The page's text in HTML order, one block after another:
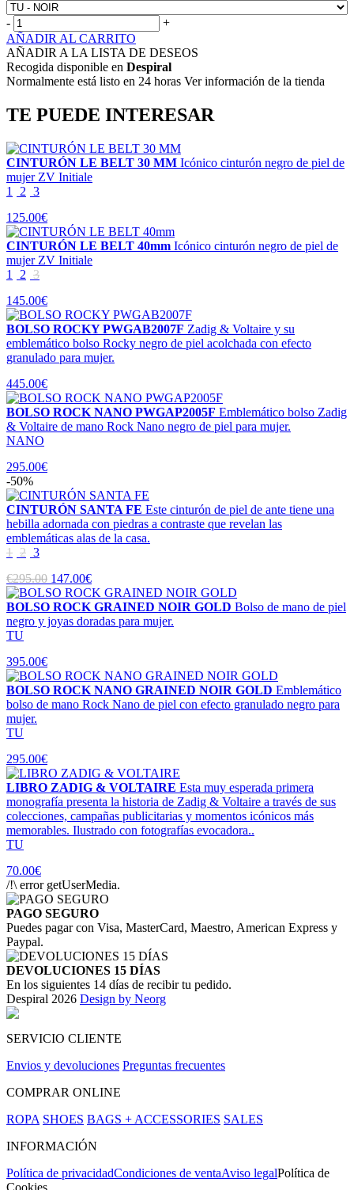
-
+
AÑADIR AL CARRITO
AÑADIR A LA LISTA DE DESEOS
Recogida disponible en Despiral
Normalmente está listo en 24 horas Ver información de la tienda
TE PUEDE INTERESAR
CINTURÓN LE BELT 30 MM Icónico cinturón negro de piel de
mujer ZV Initiale
1
2 3
125.00€
CINTURÓN LE BELT 40mm Icónico cinturón negro de piel de
mujer ZV Initiale
1
2 3
145.00€
BOLSO ROCKY PWGAB2007F Zadig & Voltaire y su
emblemático bolso Rocky negro de piel acolchada con efecto
granulado para mujer.
445.00€
BOLSO ROCK NANO PWGAP2005F Emblemático bolso Zadig
& Voltaire de mano Rock Nano negro de piel para mujer.
NANO
295.00€
-50%
CINTURÓN SANTA FE Este cinturón de piel de ante tiene una
hebilla adornada con piedras a contraste que revelan las
emblemáticas alas de la casa.
1 2 3
€295.00 147.00€
BOLSO ROCK GRAINED NOIR GOLD Bolso de mano de piel
negro y joyas doradas para mujer.
TU
395.00€
BOLSO ROCK NANO GRAINED NOIR GOLD Emblemático
bolso de mano Rock Nano de piel con efecto granulado negro para
mujer.
TU
295.00€
LIBRO ZADIG & VOLTAIRE Esta muy esperada primera
monografía presenta la historia de Zadig & Voltaire a través de sus
colecciones, campañas publicitarias y momentos icónicos más
memorables. Ilustrado con fotografías evocadora..
TU
70.00€
/!\ error getUserMedia.
PAGO SEGURO
Puedes pagar con Visa, MasterCard, Maestro, American Express y
Paypal.
DEVOLUCIONES 15 DÍAS
En los siguientes 14 días de recibir tu pedido.
Despiral 2026 Design by Neorg
SERVICIO CLIENTE
Envios y devoluciones Preguntas frecuentes
COMPRAR ONLINE
ROPA SHOES BAGS + ACCESSORIES SALES
INFORMACIÓN
Política de privacidadCondiciones de ventaAviso legalPolítica de
Cookies